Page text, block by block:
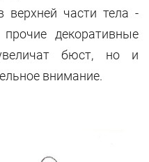
части тела -
декоративные
бюст, но и
внимание.